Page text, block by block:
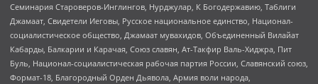
Семинария Староверов-Инглингов, Нурджулар, К Богодержавию, Таблиги
Джамаат, Свидетели Иеговы, Русское национальное единство, Национал-
социалистическое общество, Джамаат мувахидов, Объединенный Вилайат
Кабарды, Балкарии и Карачая, Союз славян, Ат-Такфир Валь-Хиджра, Пит
Буль, Национал-социалистическая рабочая партия России, Славянский союз,
Формат-18, Благородный Орден Дьявола, Армия воли народа,